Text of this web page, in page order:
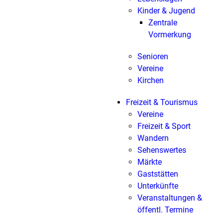
Kinder & Jugend
Zentrale
Vormerkung
Senioren
Vereine
Kirchen
Freizeit & Tourismus
Vereine
Freizeit & Sport
Wandern
Sehenswertes
Märkte
Gaststätten
Unterkünfte
Veranstaltungen &
öffentl. Termine